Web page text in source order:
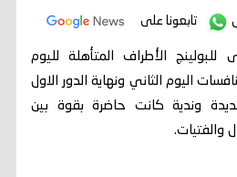
تابعونا على
الأطراف المتأهلة لليوم
اليوم الثاني ونهاية الدور الاول
وندية كانت حاضرة بقوة بين
والفتيات.